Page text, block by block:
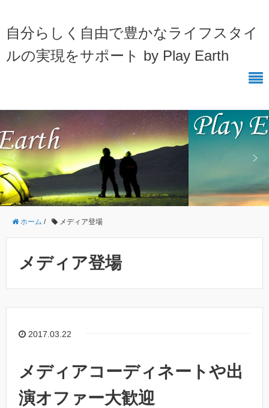
自分らしく自由で豊かなライフスタイ
ルの実現をサポート by Play Earth
ホーム / メディア登場
メディア登場
2017.03.22
メディアコーディネートや出
演オファー大歓迎